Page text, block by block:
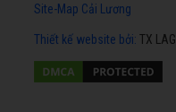
Site-Map Cải Lương
Thiết kế website bởi: TX LAGI